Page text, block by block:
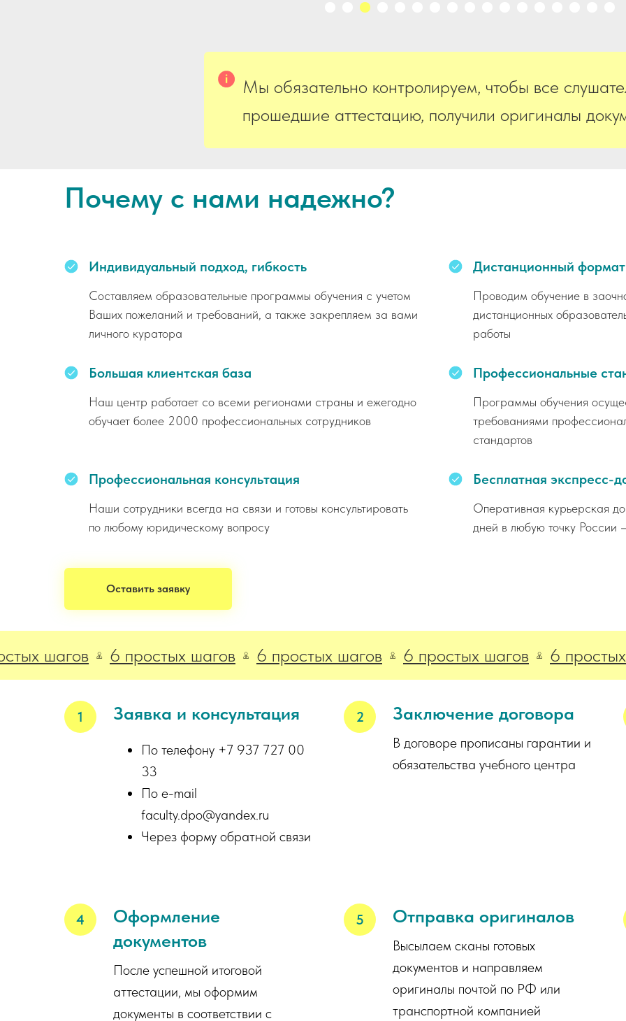
Мы обязательно контролируем, чтобы все
прошедшие аттестацию, получили оригиналы
Почему с нами надежно?
Индивидуальный подход, гибкость
Составляем образовательные программы обучения с учетом
Ваших пожеланий и требований, а также закрепляем за вами
личного куратора
Дистанционный
Проводим обучение в
дистанционных
работы
Большая клиентская база
Наш центр работает со всеми регионами страны и ежегодно
обучает более 2000 профессиональных сотрудников
Профессиональные
Программы обучения
требованиями
стандартов
Профессиональная консультация
Наши сотрудники всегда на связи и готовы консультировать
по любому юридическому вопросу
Бесплатная экспресс-
Оперативная курьерская
дней в любую точку России
Оставить заявку
шагов 6 простых шагов 6 простых шагов 6 простых шагов 6 простых
Заявка и консультация
По телефону +7 937 727 00
33
По e-mail
faculty.dpo@yandex.ru
Через форму обратной связи
Заключение договора
В договоре прописаны гарантии и
обязательства учебного центра
Оформление
документов
После успешной итоговой
аттестации, мы оформим
документы в соответствии с
Отправка оригиналов
Высылаем сканы готовых
документов и направляем
оригиналы почтой по РФ или
транспортной компанией